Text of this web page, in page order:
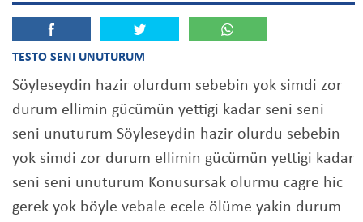
TESTO SENI UNUTURUM
Söyleseydin hazir olurdum sebebin yok simdi zor
durum ellimin gücümün yettigi kadar seni seni
seni unuturum Söyleseydin hazir olurdu sebebin
yok simdi zor durum ellimin gücümün yettigi kadar
seni seni unuturum Konusursak olurmu cagre hic
gerek yok böyle vebale ecele ölüme yakin durum